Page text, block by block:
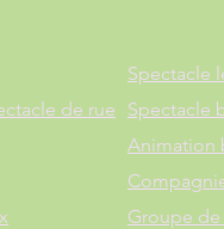
de rue
Spectacle
Spectacle
Animation
Groupe